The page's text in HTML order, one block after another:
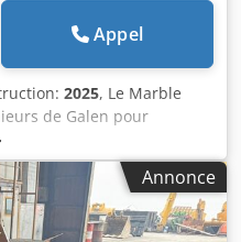
Appel
2025, Le Marble
de Galen pour
Entièrement fabriqué avec
est utilisé pour séparer
détaillées,
Afov H Rw Ismjr
Annonce